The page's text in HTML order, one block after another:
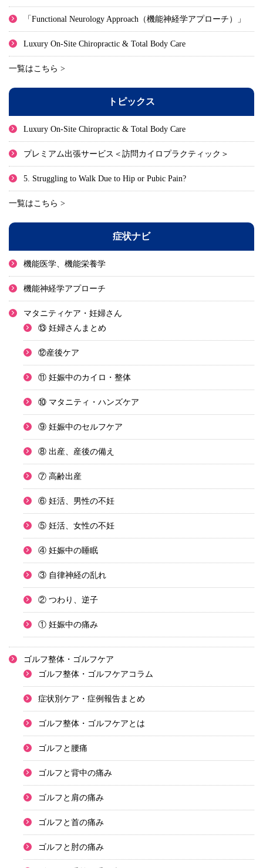
「Functional Neurology Approach（機能神経学アプローチ）」
Luxury On-Site Chiropractic & Total Body Care
一覧はこちら >
トピックス
Luxury On-Site Chiropractic & Total Body Care
プレミアム出張サービス＜訪問カイロプラクティック＞
5. Struggling to Walk Due to Hip or Pubic Pain?
一覧はこちら >
症状ナビ
機能医学、機能栄養学
機能神経学アプローチ
マタニティケア・妊婦さん
⑬ 妊婦さんまとめ
⑫産後ケア
⑪ 妊娠中のカイロ・整体
⑩ マタニティ・ハンズケア
⑨ 妊娠中のセルフケア
⑧ 出産、産後の備え
⑦ 高齢出産
⑥ 妊活、男性の不妊
⑤ 妊活、女性の不妊
④ 妊娠中の睡眠
③ 自律神経の乱れ
② つわり、逆子
① 妊娠中の痛み
ゴルフ整体・ゴルフケア
ゴルフ整体・ゴルフケアコラム
症状別ケア・症例報告まとめ
ゴルフ整体・ゴルフケアとは
ゴルフと腰痛
ゴルフと背中の痛み
ゴルフと肩の痛み
ゴルフと首の痛み
ゴルフと肘の痛み